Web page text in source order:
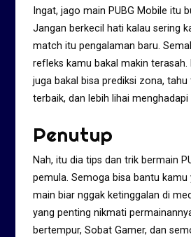
Ingat, jago main PUBG Mobile itu
Jangan berkecil hati kalau sering
match itu pengalaman baru.
refleks kamu bakal makin terasah.
juga bakal bisa prediksi zona,
terbaik, dan lebih lihai menghadapi
Penutup
Nah, itu dia tips dan trik bermain
pemula. Semoga bisa bantu kamu
main biar nggak ketinggalan di
yang penting nikmati
bertempur, Sobat Gamer, dan